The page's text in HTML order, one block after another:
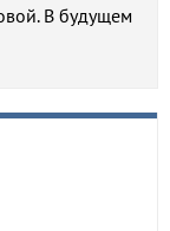
В будущем